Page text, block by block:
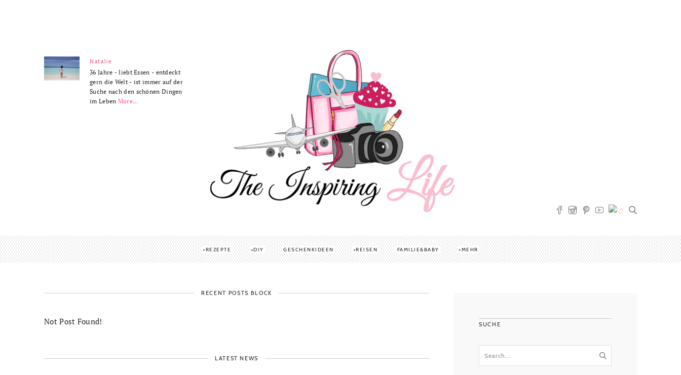
Natalie
36 Jahre - liebt Essen - entdeckt
gern die Welt - ist immer auf der
Suche nach den schönen Dingen
im Leben More...
REZEPTE DIY GESCHENKIDEEN REISEN FAMILIE&BABY MEHR
RECENT POSTS BLOCK
Not Post Found!
LATEST NEWS
SUCHE